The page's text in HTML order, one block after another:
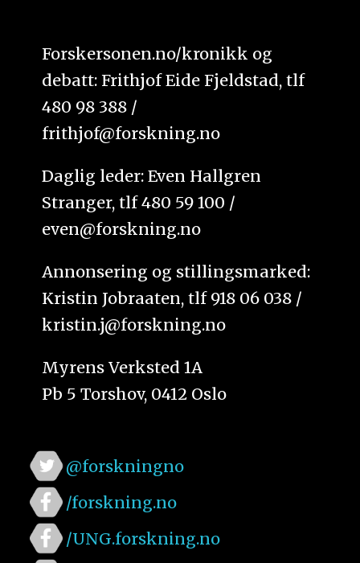
Forskersonen.no/kronikk og
debatt: Frithjof Eide Fjeldstad, tlf
480 98 388 /
frithjof@forskning.no
Daglig leder: Even Hallgren
Stranger, tlf 480 59 100 /
even@forskning.no
Annonsering og stillingsmarked:
Kristin Jobraaten, tlf 918 06 038 /
kristin.j@forskning.no
Myrens Verksted 1A
Pb 5 Torshov, 0412 Oslo
@forskningno
/forskning.no
/UNG.forskning.no